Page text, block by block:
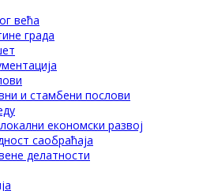
већа
града
и стамбени послови
економски развој
саобраћаја
делатности